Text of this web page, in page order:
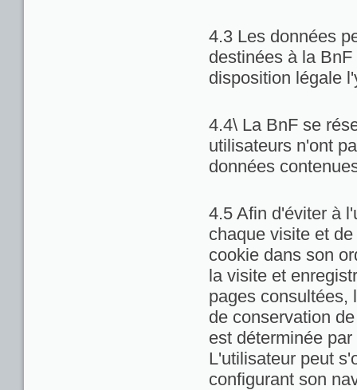
4.3 Les données
destinées à la
disposition légale
4.4\ La BnF se
utilisateurs n'ont
données
4.5 Afin d'éviter à
chaque visite et
cookie dans son
la visite et
pages consultées,
de conservation
est déterminée
L'utilisateur peut
configurant son